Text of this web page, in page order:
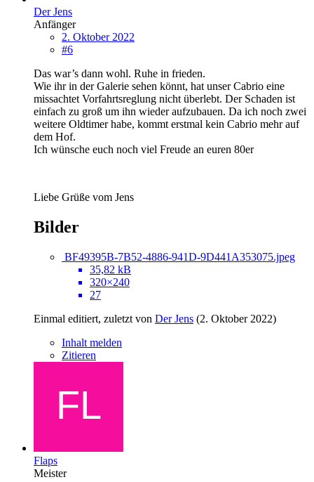
Der Jens
Anfänger
2. Oktober 2022
#6
Das war’s dann wohl. Ruhe in frieden.
Wie ihr in der Galerie sehen könnt, hat unser Cabrio eine
missachtet Vorfahrtsreglung nicht überlebt. Der Schaden ist
einfach zu groß um ihn wieder aufzubauen. Da ich noch zwei
weitere Oldtimer habe, kommt erstmal kein Cabrio mehr auf
dem Hof.
Ich wünsche euch noch viel Freude an euren 80er
Liebe Grüße vom Jens
Bilder
BF49395B-7B52-4886-941D-9D441A353075.jpeg
35,82 kB
320×240
27
Einmal editiert, zuletzt von Der Jens (2. Oktober 2022)
Inhalt melden
Zitieren
Flaps
Meister